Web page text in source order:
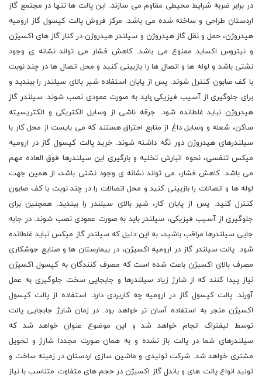
در برابر ضربه شرایط محیطی مقاوم می سازند. این پالت ها تنها در مجتمع گاز
اردستان طراحی و ساخته شده می باشد. مرکز فروش پالت کپسول گاز ارومیه
هیدروژن، حمل و نقل گاز هیدروژن و سیلندر هیدروژن در کنار گاز های اکسیژن
و نیتروس اکساید ممنوع می باشد. کاهش فشار می تواند نشانه ی وجود
نشتی باشد و لوله ها و اتصال ها را بازبینی کنید و محل اتصال ها در چند نوبت
با کف صابون کنترل شوند. پس از پایان استفاده شیر بالای سیلندر را ببندید و
برای جلوگیری از آسیب فیزیکی ̨باید به صورت عمودی نصب شوند. سیلندر گاز
هیدروژن نباید غلطانده شود. جرقه ناشی از وسایل الکتریکی و الکتریسیته
ساکن، شعله و وسایل داغ از منابع احتراق هستند که می بایست از محل کار با
سیلندرهای هیدروژن دور نگه داشته شوند. خرید پالت کپسول گاز در ارومیه
میکس تنفسی، نحوه انبارش تخلیه و بارگیری این سیلندرها فوق العاده مهم
می باشد. کاهش فشار، می تواند نشانه ی وجود نشتی باشد، از همین جهت
لوله ها و اتصالات را بازبینی کنید و محل اتصالات را در چند نوبت با کف صابون
کنترل کنید. پس از پایان کار، شیر بالای سیلندر را ببندید. همچنین برای
جلوگیری از آسیب فیزیکی، سیلندر باید به صورت عمودی نصب شوند. در جابه
جایی سیلندرها مراقب باشید، به این دلیل که سیلندر گاز میکس نباید غلطانده
شود. پالت سیلندر گاز در ارومیه اکسیژن، در بیمارستان ها و صنایع جوشکاری
مصرف بالای اکسیژن باعث شده است که مصرف کنندگان به کپسول اکسیژن
نیاز پیدا کنند که از شارژ زیاد سیلندرها و جابجایی سخت جلوگیری به عمل
آورند. پالت کپسول گاز در ارومیه چه کاربردی دارد. استفاده از پالت کپسول
اکسیژن منجر به استفاده آسان تر خواهد بود. در زمان شارژ جابجایی پالت
توسط لیفتراک انجام خواهد شد و این موضوع عنوان خواهد شد که
سیلندرهای شما در پالت باز نشده و به همان صورت مجددا شارژ و تحویل
مشتری خواهد شد. شرکت تولیدی و ماشین سازی اردستان در زمینه ساخت و
تولید انواع پالت های و باندل گاز اکسیژن در حجم های متفاوت متناسب با نیاز